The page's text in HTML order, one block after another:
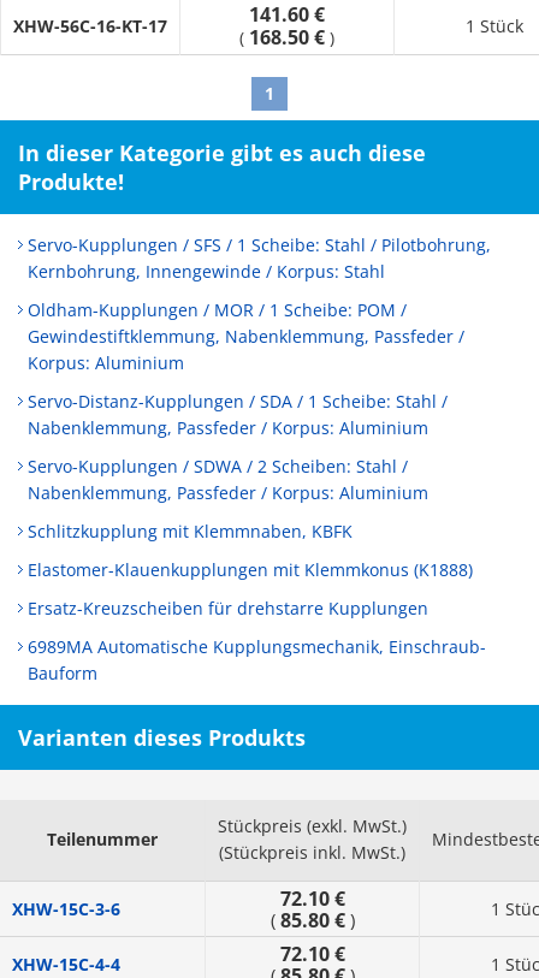
XHW-56C-16-KT-17 141.60 €
( 168.50 € )
1 Stück
1
In dieser Kategorie gibt es auch diese
Produkte!
Servo-Kupplungen / SFS / 1 Scheibe: Stahl / Pilotbohrung,
Kernbohrung, Innengewinde / Korpus: Stahl
Oldham-Kupplungen / MOR / 1 Scheibe: POM /
Gewindestiftklemmung, Nabenklemmung, Passfeder /
Korpus: Aluminium
Servo-Distanz-Kupplungen / SDA / 1 Scheibe: Stahl /
Nabenklemmung, Passfeder / Korpus: Aluminium
Servo-Kupplungen / SDWA / 2 Scheiben: Stahl /
Nabenklemmung, Passfeder / Korpus: Aluminium
Schlitzkupplung mit Klemmnaben, KBFK
Elastomer-Klauenkupplungen mit Klemmkonus (K1888)
Ersatz-Kreuzscheiben für drehstarre Kupplungen
6989MA Automatische Kupplungsmechanik, Einschraub-
Bauform
Varianten dieses Produkts
Teilenummer
Stückpreis (exkl. MwSt.)
(Stückpreis inkl. MwSt.)
XHW-15C-3-6 72.10 €
( 85.80 €) 1
XHW-15C-4-4 72.10 € 1